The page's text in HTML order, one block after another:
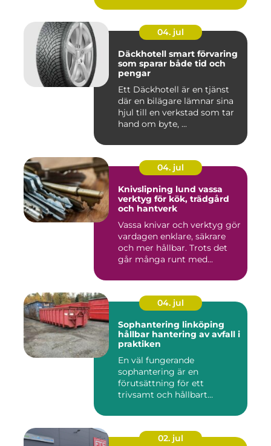
04. jul
Däckhotell smart förvaring
som sparar både tid och
pengar
Ett Däckhotell är en tjänst
där en bilägare lämnar sina
hjul till en verkstad som tar
hand om byte, ...
04. jul
Knivslipning lund vassa
verktyg för kök, trädgård
och hantverk
Vassa knivar och verktyg gör
vardagen enklare, säkrare
och mer hållbar. Trots det
går många runt med...
04. jul
Sophantering linköping
hållbar hantering av avfall i
praktiken
En väl fungerande
sophantering är en
förutsättning för ett
trivsamt och hållbart
02. jul